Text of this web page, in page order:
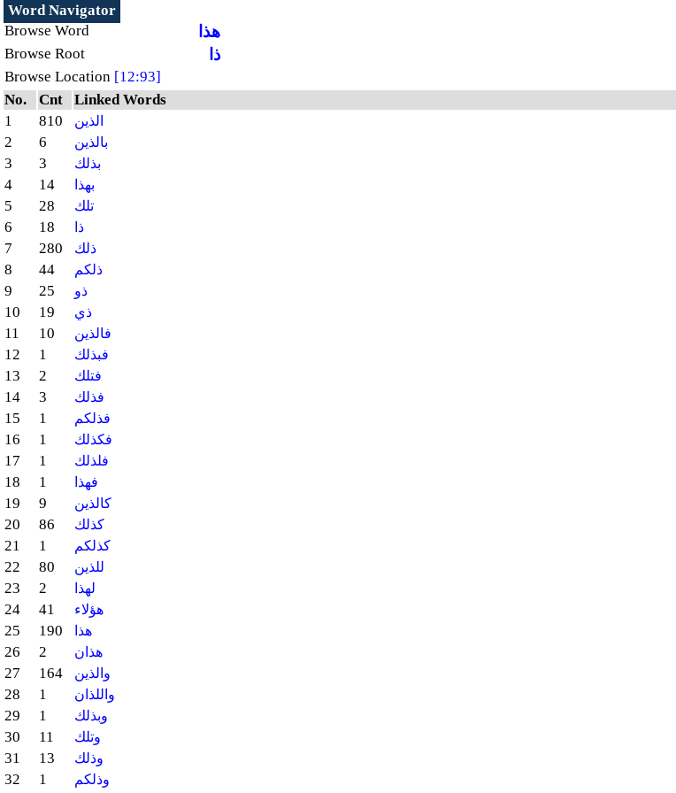
Word Navigator
Browse Word
هذا
Browse Root ذا
Browse Location [12:93]
No.
Cnt
Linked Words
1
810 الذين
2 6 بالذين
3 3 بذلك
4 14 بهذا
5 28 تلك
6 18 ذا
7 280 ذلك
8 44 ذلكم
9 25 ذو
10 19 ذي
11 10 فالذين
12 1 فبذلك
13 2 فتلك
14 3 فذلك
15 1 فذلكم
16 1 فكذلك
17 1 فلذلك
18 1 فهذا
19 9 كالذين
20 86 كذلك
21 1 كذلكم
22 80 للذين
23 2 لهذا
24 41 هؤلاء
25 190 هذا
26 2 هذان
27 164 والذين
28 1 واللذان
29 1 وبذلك
30 11 وتلك
31 13 وذلك
32 1 وذلكم